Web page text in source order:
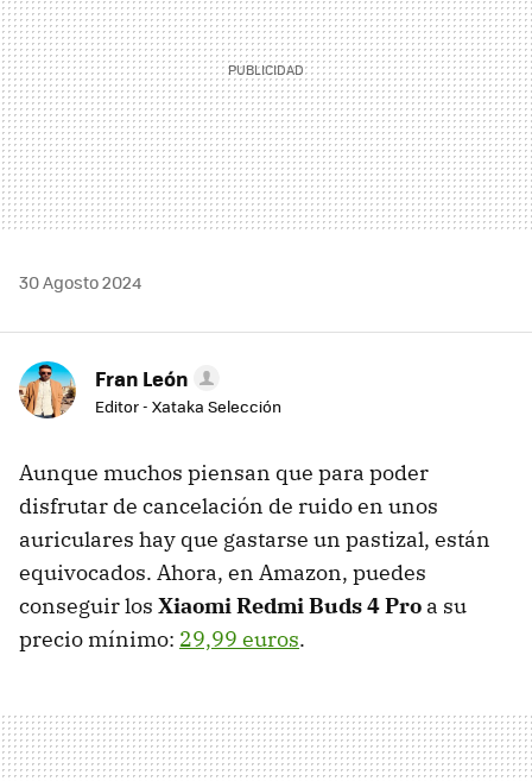
30 Agosto 2024
Fran León
Editor - Xataka Selección
Aunque muchos piensan que para poder
disfrutar de cancelación de ruido en unos
auriculares hay que gastarse un pastizal, están
equivocados. Ahora, en Amazon, puedes
conseguir los Xiaomi Redmi Buds 4 Pro a su
precio mínimo: 29,99 euros.